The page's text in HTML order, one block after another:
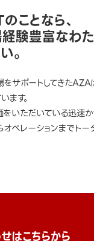
ことなら、
験豊富なわ
。
サポートしてきたAZA
ます。
いただいている迅速
オペレーションまでト
はこちらから